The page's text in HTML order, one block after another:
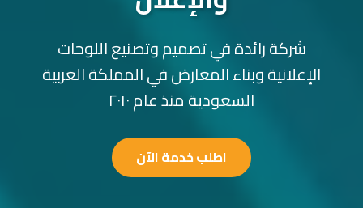
شركة رائدة في تصميم وتصنيع اللوحات
الإعلانية وبناء المعارض في المملكة العربية
السعودية منذ عام ٢٠١٠
اطلب خدمة الآن